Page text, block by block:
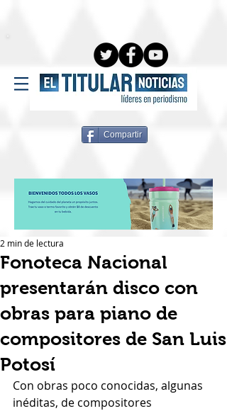
Compartir
Fonoteca Nacional
presentarán disco con
obras para piano de
compositores de San Luis
Potosí
2 min de lectura
Con obras poco conocidas, algunas
inéditas, de compositores